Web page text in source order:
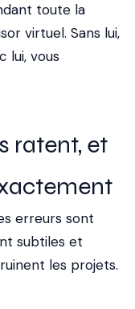
toute la
virtuel. Sans lui,
lui, vous
ratent, et
erreurs sont
subtiles et
les projets.